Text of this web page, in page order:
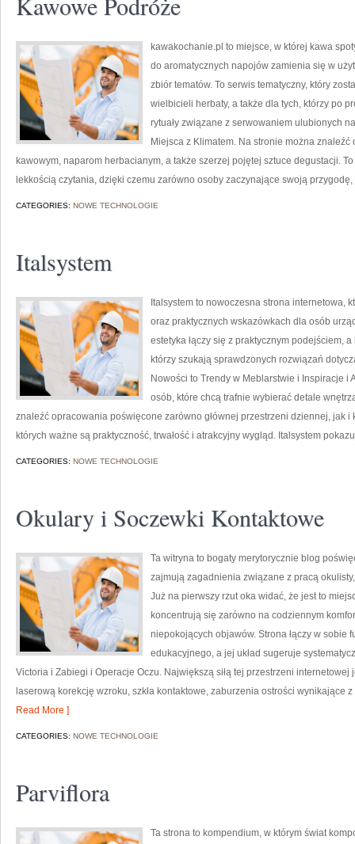
kawakochanie.pl to miejsce, w której kawa
do aromatycznych napojów zamienia się w
zbiór tematów. To serwis tematyczny, który
wielbicieli herbaty, a także dla tych, którzy po
rytuały związane z serwowaniem ulubionych
Miejsca z Klimatem. Na stronie można
kawowym, naparom herbacianym, a także szerzej pojętej sztuce degustacji.
lekkością czytania, dzięki czemu zarówno osoby zaczynające swoją przygodę,
CATEGORIES: NOWE TECHNOLOGIE
Italsystem
Italsystem to nowoczesna strona internetowa,
oraz praktycznych wskazówkach dla osób
estetyka łączy się z praktycznym podejściem,
którzy szukają sprawdzonych rozwiązań
Nowości to Trendy w Meblarstwie i Inspiracje i
osób, które chcą trafnie wybierać detale
znaleźć opracowania poświęcone zarówno głównej przestrzeni dziennej, jak i
których ważne są praktyczność, trwałość i atrakcyjny wygląd. Italsystem
CATEGORIES: NOWE TECHNOLOGIE
Okulary i Soczewki Kontaktowe
Ta witryna to bogaty merytorycznie blog
zajmują zagadnienia związane z pracą
Już na pierwszy rzut oka widać, że jest to
koncentrują się zarówno na codziennym
niepokojących objawów. Strona łączy w sobie
edukacyjnego, a jej układ sugeruje
Victoria i Zabiegi i Operacje Oczu. Największą siłą tej przestrzeni
laserową korekcję wzroku, szkła kontaktowe, zaburzenia ostrości wynikające
Read More ]
CATEGORIES: NOWE TECHNOLOGIE
Parviflora
Ta strona to kompendium, w którym świat